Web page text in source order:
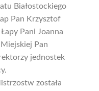
Białostockiego
Pan Krzysztof
Pani Joanna
Pan
jednostek
została